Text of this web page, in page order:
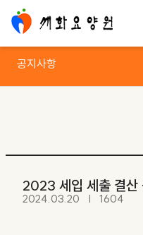
공
공지사항
2023 세입 세출 결산
2024.03.20 1604